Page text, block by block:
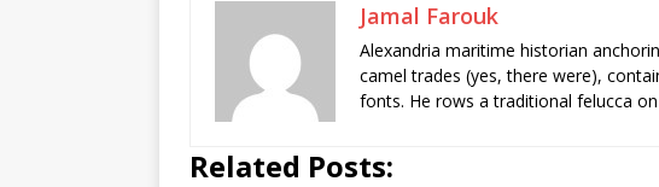
Jamal Farouk
Alexandria maritime historian
camel trades (yes, there were),
fonts. He rows a traditional felucca
Related Posts: